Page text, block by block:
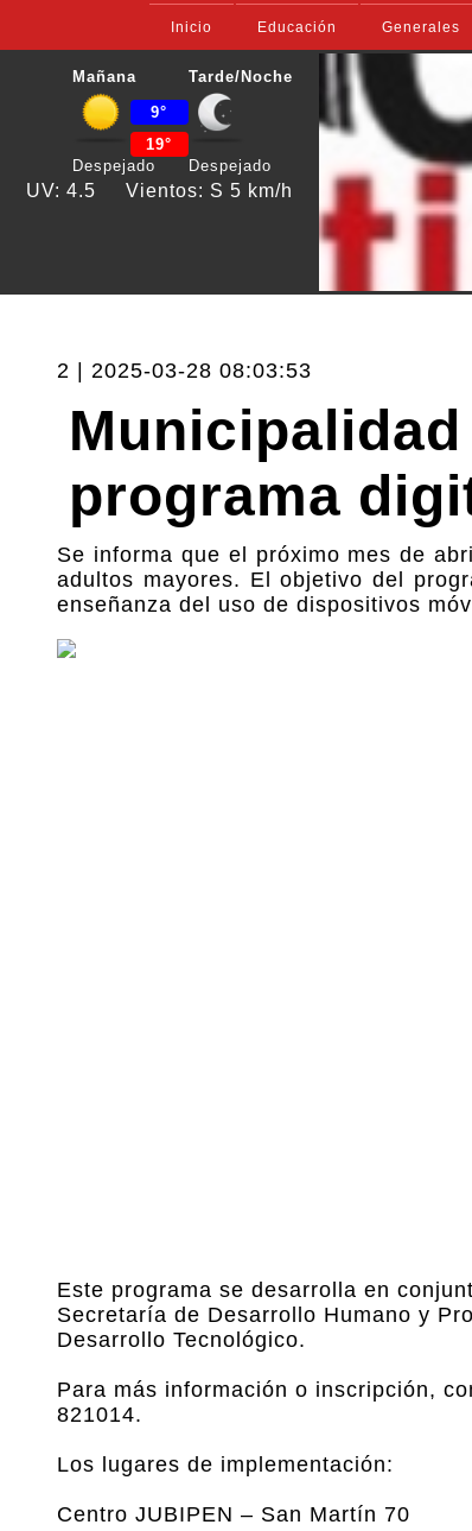
Inicio Educación Generales
Mañana
Despejado
9°
19°
Tarde/Noche
Despejado
UV: 4.5 Vientos: S 5 km/h
2 | 2025-03-28 08:03:53
programa
Se informa que el próximo mes de
adultos mayores. El objetivo del
enseñanza del uso de dispositivos
Este programa se desarrolla en
Secretaría de Desarrollo Humano y
Desarrollo Tecnológico.
Para más información o inscripción,
821014.
Los lugares de implementación:
Centro JUBIPEN – San Martín 70